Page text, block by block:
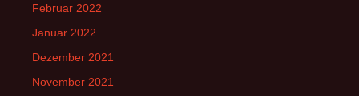
Februar 2022
Januar 2022
Dezember 2021
November 2021